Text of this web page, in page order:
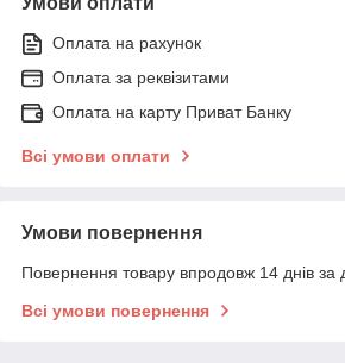
Оплата на рахунок
Оплата за реквізитами
Оплата на карту Приват Банку
Всі умови оплати
Умови повернення
Повернення товару впродовж 14 днів за
Всі умови повернення